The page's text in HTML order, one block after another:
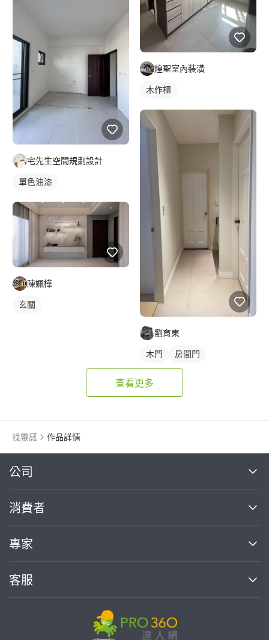
宅先生空間規劃設計
單色油漆
陳姵樺
玄關
煌聖室內裝潢
木作櫃
劉育東
木門 房間門
查看更多
找靈感 作品詳情
公司
關於我們
部落格
加入我們
消費者
買服務
熱門服務
專家
案件中心
客服
繼續完成